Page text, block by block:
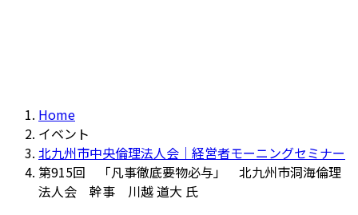
Home
イベント
北九州市中央倫理法人会｜経営者モーニングセミナー
第915回 「凡事徹底要物必与」 北九州市洞海倫理
法人会 幹事 川越 道大 氏